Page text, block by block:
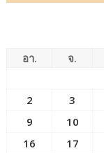
อา. จ.
2
3
9
10
16
17